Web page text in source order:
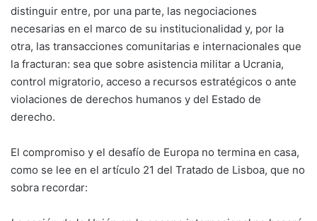
distinguir entre, por una parte, las negociaciones
necesarias en el marco de su institucionalidad y, por la
otra, las transacciones comunitarias e internacionales que
la fracturan: sea que sobre asistencia militar a Ucrania,
control migratorio, acceso a recursos estratégicos o ante
violaciones de derechos humanos y del Estado de
derecho.
El compromiso y el desafío de Europa no termina en casa,
como se lee en el artículo 21 del Tratado de Lisboa, que no
sobra recordar: